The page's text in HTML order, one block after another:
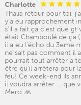
Charlotte
Thalia retour pour toi,
y’a eu rapprochement
s’il a fait ça c’est que
était Chamboulé de ça
il a eu l’écho du 3eme
ne sait pas comment il
pourrait tout arrêter a
être qu’il arrêtera pour
feu! Ce week-end ils
il voudra arrêter … que
Merci 🙏